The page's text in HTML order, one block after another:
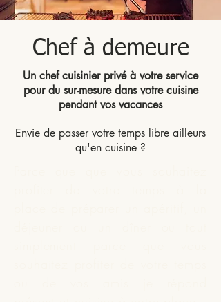
Chef à demeure
Un chef cuisinier privé à votre service
pour du sur-mesure dans votre cuisine
pendant vos vacances
Envie de passer votre temps libre ailleurs
qu'en cuisine ?